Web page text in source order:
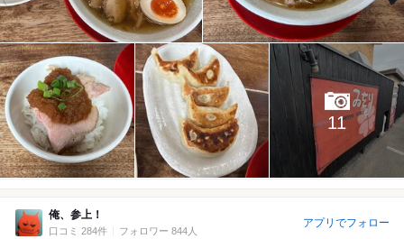
11
俺、参上！
口コミ 284件 フォロワー 844人
アプリでフォロー